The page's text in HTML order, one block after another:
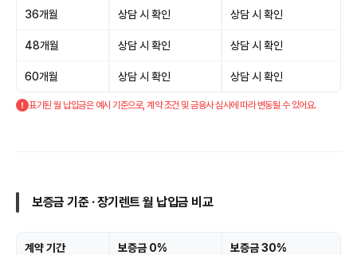
36개월 상담 시 확인 상담 시 확인
48개월 상담 시 확인 상담 시 확인
60개월 상담 시 확인 상담 시 확인
표기된 월 납입금은 예시 기준으로, 계약 조건 및 금융사 심사에 따라 변동될 수 있어요.
보증금 기준 · 장기렌트 월 납입금 비교
계약 기간 보증금 0% 보증금 30%